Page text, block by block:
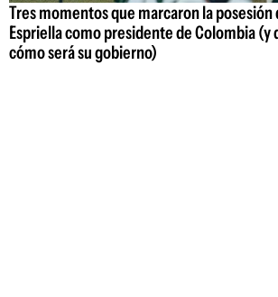
Tres momentos que marcaron la posesión
Espriella como presidente de Colombia (y
cómo será su gobierno)